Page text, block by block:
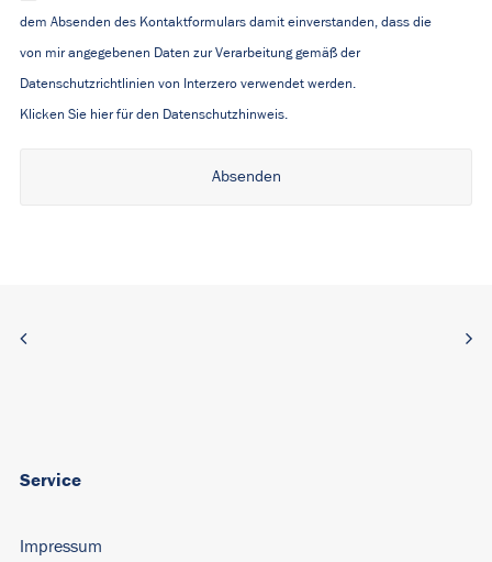
dem Absenden des Kontaktformulars damit einverstanden, dass die
von mir angegebenen Daten zur Verarbeitung gemäß der
Datenschutzrichtlinien von Interzero verwendet werden.
Klicken Sie hier für den Datenschutzhinweis.
Service
Impressum